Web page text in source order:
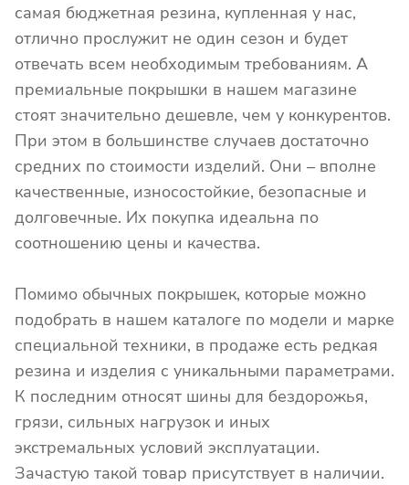
самая бюджетная резина, купленная у нас,
отлично прослужит не один сезон и будет
отвечать всем необходимым требованиям. А
премиальные покрышки в нашем магазине
стоят значительно дешевле, чем у конкурентов.
При этом в большинстве случаев достаточно
средних по стоимости изделий. Они – вполне
качественные, износостойкие, безопасные и
долговечные. Их покупка идеальна по
соотношению цены и качества.
Помимо обычных покрышек, которые можно
подобрать в нашем каталоге по модели и марке
специальной техники, в продаже есть редкая
резина и изделия с уникальными параметрами.
К последним относят шины для бездорожья,
грязи, сильных нагрузок и иных
экстремальных условий эксплуатации.
Зачастую такой товар присутствует в наличии.